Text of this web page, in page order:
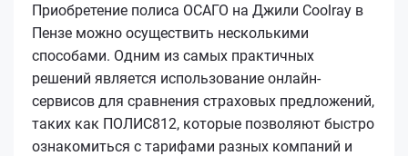
Приобретение полиса ОСАГО на Джили Coolray в
Пензе можно осуществить несколькими
способами. Одним из самых практичных
решений является использование онлайн-
сервисов для сравнения страховых предложений,
таких как ПОЛИС812, которые позволяют быстро
ознакомиться с тарифами разных компаний и